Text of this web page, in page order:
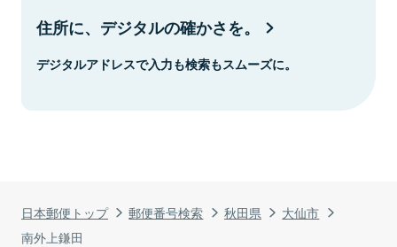
日本郵便トップ 郵便番号検索 秋田県
大仙市
南外上鎌田
住所に、デジタルの確かさを。
デジタルアドレスで入力も検索もスムーズに。